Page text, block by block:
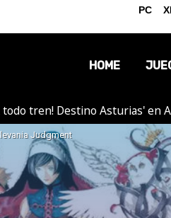
HOME
todo tren! Destino Asturias' en
Judgment
PC